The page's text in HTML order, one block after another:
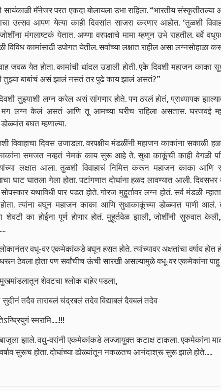
सायंकाळी मॅनेजर परत एकदा बोलायला उभा राहिला. “भारतीय
उत्सव आपण येत्या काही दिवसांत साजरा करणार आहोत. ‘तुळशी
मंगलाष्टकं येतात. अण्णा वरपक्षाचे मामा म्हणून उभे राहतील. बर्वे
विविध कामांसाठी उपोगत येतील. सर्वांच्या लक्षात राहील असा लग्नसोहाळा
जवळ येत होता. कामांची धांदल उडाली होती. एके दिवशी महाजन काका
तुझ्या बाबांचं असं झालं नसतं तर पुढे काय झालं असतं?”
तुझ्याशी लग्न करेल असं सांगणार होते. पण ठरलं होतं, प्राध्यापक
मग लग्न केलं असतं आणि तू आमच्या घरीच राहिला असतास. घरजवई
बघत म्हणाल्या.
विवाहाचा दिवस उजाडला. वरपक्षीय मंडळींनी महाजन काकांना सकाळी
समजत नव्हतं नेमकं काय सुरू आहे ते. सुधा काकूंची काही वेगळी
लक्षात आला. तुळशी विवाहाचं निमित्त करून महाजन काका आणि
घाट घातला गेला होता. पटांगणात दोघांना हळद लावण्यात आली.
सोपस्कार यथाविधी पार पडत होते. गोरज मुहूर्तावर लग्न होतं. सर्व मंडळी
त्यांना बघून महाजन काका आणि सुधाकाकूंच्या डोळ्यात पाणी आलं.
शेवटी का होईना पूर्ण होणार होतं. मुहूर्तवेळ झाली, जोशींनी सुरुवात
वधू-वर एकमेकांकडे बघून हसत होते. त्यांच्यावर अक्षतांचा वर्षाव होत
ठेवला होता पण सर्वांचीच ऊंची सारखी असल्यामुळे वधू-वर एकमेकांना
शेवटचा श्लोक बाहेर पडला,
तदैव ताराबलं चंद्रबलं तदेव विद्याबलं दैवबलं तदेव
स्मरामि.....!!!
झाले. वधु-वरांनी एकमेकांकडे लज्जायुक्त कटाक्ष टाकला. एकमेकांना
सुरूच होता. दोघांच्या डोळ्यांतून नकळतच आनंदाश्रू सुरू झाले होते.....